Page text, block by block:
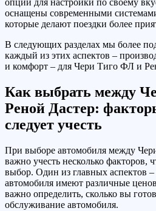
опций для настройки по своему
оснащены современными
которые делают поездки более
В следующих разделах мы более
каждый из этих аспектов –
и комфорт – для Чери Тиго ФЛ и
Как выбрать между
Реной Дастер:
следует учесть
При выборе автомобиля между
важно учесть несколько факторов,
выбор. Один из главных аспектов
автомобиля имеют различные
важно определить, сколько вы
обслуживание автомобиля.